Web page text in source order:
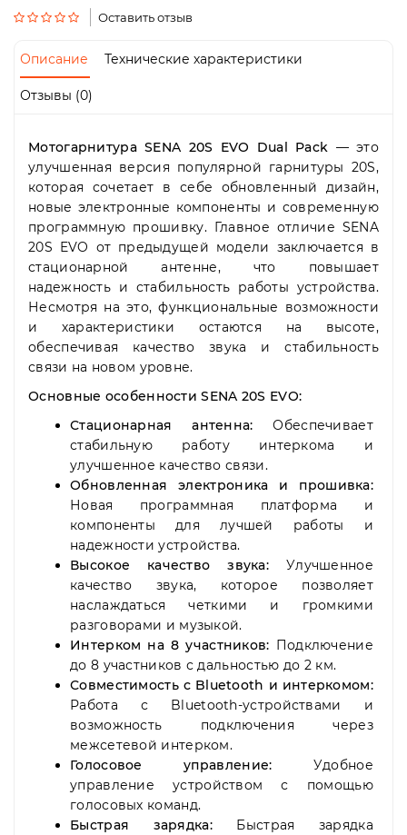
Пн-
09:00
-
19:00
-
19:00
Вс
-
Оставить отзыв
Описание Технические характеристики
Отзывы (0)
Мотогарнитура SENA 20S EVO Dual Pack — это
улучшенная версия популярной гарнитуры 20S,
которая сочетает в себе обновленный дизайн,
новые электронные компоненты и современную
программную прошивку. Главное отличие SENA
20S EVO от предыдущей модели заключается в
стационарной антенне, что повышает
надежность и стабильность работы устройства.
Несмотря на это, функциональные возможности
и характеристики остаются на высоте,
обеспечивая качество звука и стабильность
связи на новом уровне.
Основные особенности SENA 20S EVO:
Стационарная антенна: Обеспечивает
стабильную работу интеркома и
улучшенное качество связи.
Обновленная электроника и прошивка:
Новая программная платформа и
компоненты для лучшей работы и
надежности устройства.
Высокое качество звука: Улучшенное
качество звука, которое позволяет
наслаждаться четкими и громкими
разговорами и музыкой.
Интерком на 8 участников: Подключение
до 8 участников с дальностью до 2 км.
Совместимость с Bluetooth и интеркомом:
Работа с Bluetooth-устройствами и
возможность подключения через
межсетевой интерком.
Голосовое управление: Удобное
управление устройством с помощью
голосовых команд.
Быстрая зарядка:Быстрая зарядка